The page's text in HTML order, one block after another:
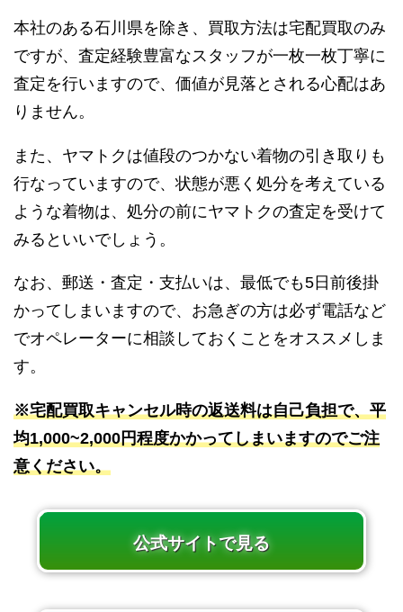
本社のある石川県を除き、買取方法は宅配買取のみ
ですが、査定経験豊富なスタッフが一枚一枚丁寧に
査定を行いますので、価値が見落とされる心配はあ
りません。
また、ヤマトクは値段のつかない着物の引き取りも
行なっていますので、状態が悪く処分を考えている
ような着物は、処分の前にヤマトクの査定を受けて
みるといいでしょう。
なお、郵送・査定・支払いは、最低でも5日前後掛
かってしまいますので、お急ぎの方は必ず電話など
でオペレーターに相談しておくことをオススメしま
す。
※宅配買取キャンセル時の返送料は自己負担で、平
均1,000~2,000円程度かかってしまいますのでご注
意ください。
公式サイトで見る